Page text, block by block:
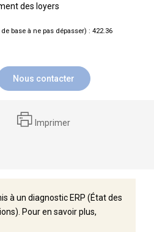
des loyers
base à ne pas dépasser) : 422.36
Nous contacter
Imprimer
à un diagnostic ERP (État des
Pour en savoir plus,